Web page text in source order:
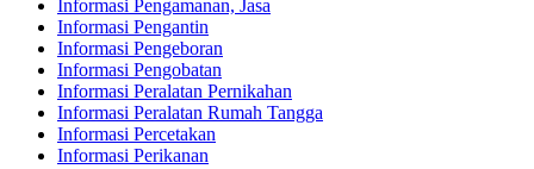
Informasi Pengamanan, Jasa
Informasi Pengantin
Informasi Pengeboran
Informasi Pengobatan
Informasi Peralatan Pernikahan
Informasi Peralatan Rumah Tangga
Informasi Percetakan
Informasi Perikanan